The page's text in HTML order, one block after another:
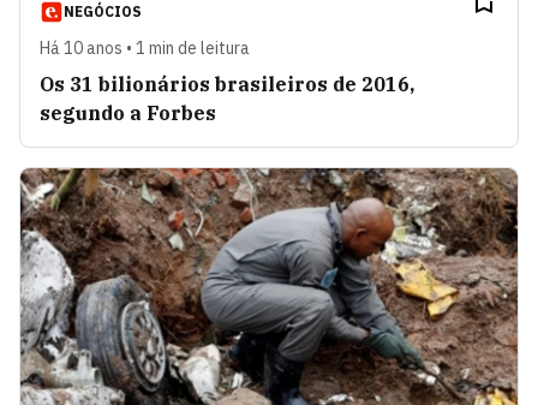
NEGÓCIOS
Há 10 anos • 1 min de leitura
Os 31 bilionários brasileiros de 2016,
segundo a Forbes